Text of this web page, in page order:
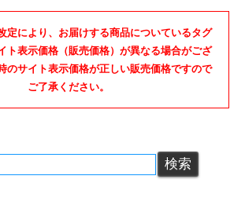
定により、お届けする商品についているタグ
ト表示価格（販売価格）が異なる場合がござ
のサイト表示価格が正しい販売価格ですので
ご了承ください。